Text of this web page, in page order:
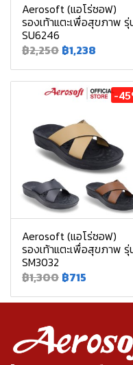
Aerosoft (แอโร่ซอฟ)
รองเท้าแตะเพื่อสุขภาพ รุ่
SU6246
฿2,250 ฿1,238
-
Aerosoft (แอโร่ซอฟ)
รองเท้าแตะเพื่อสุขภาพ รุ่
SM3032
฿1,300 ฿715